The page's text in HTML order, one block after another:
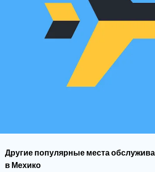
Другие популярные места
в Мехико